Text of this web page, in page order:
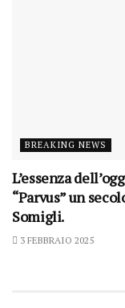
BREAKING NEWS
L’essenza
“Parvus” un
Somigli.
3 FEBBRAIO 2025